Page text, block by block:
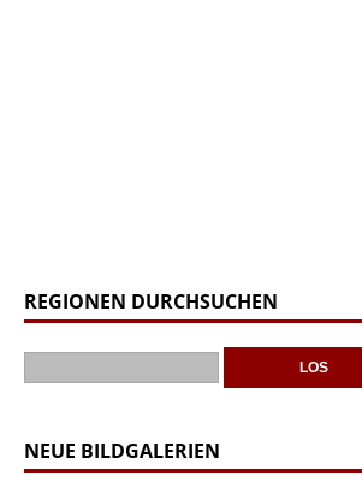
REGIONEN DURCHSUCHEN
NEUE BILDGALERIEN